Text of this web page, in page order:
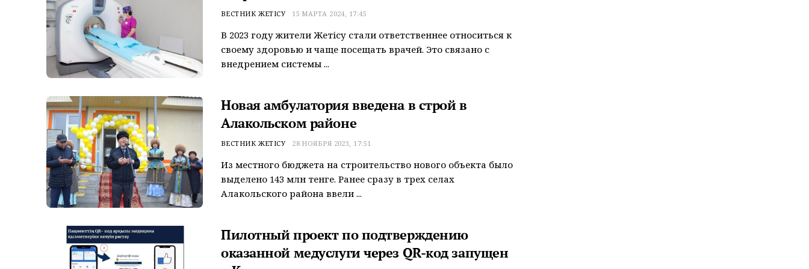
ВЕСТНИК ЖЕТІСУ 15 МАРТА 2024, 17:45
В 2023 году жители Жетісу стали ответственнее относиться к
своему здоровью и чаще посещать врачей. Это связано с
внедрением системы ...
Новая амбулатория введена в строй в
Алакольском районе
ВЕСТНИК ЖЕТІСУ 28 НОЯБРЯ 2023, 17:51
Из местного бюджета на строительство нового объекта было
выделено 143 млн тенге. Ранее сразу в трех селах
Алакольского района ввели ...
Пилотный проект по подтверждению
оказанной медуслуги через QR-код запущен